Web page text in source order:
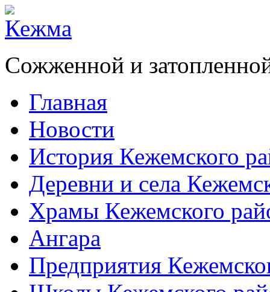
Сожженной и
Главная
Новости
История Кежемского
Деревни и села
Храмы Кежемского
Ангара
Предприятия